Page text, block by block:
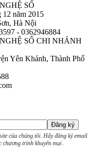
SỐ
năm 2015
Hà Nội
- 0362946884
SỐ CHI NHÁNH
Yên Khánh, Thành Phố
của chúng tôi. Hãy đăng ký email
chương trình khuyến mại .